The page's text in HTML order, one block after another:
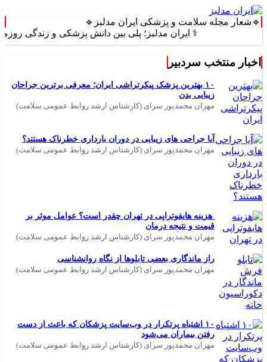
🔹شعار مجله سلامت و پزشکی ایران مدلبز🔹
⚕️ ایران مدلبز؛ پلی بین دانش پزشکی و زندگی روزمره ⚕️
اخبار منتخب سردبیر
۱۰ بهترین پزشک پیکرتراشی ایران؛ معرفی برترین جراحان
زیبایی بدن
مهران محمدپور سرای (کارشناس ارشد روابط عمومی سلامت)
آیا جراحی های زیبایی در دوران بارداری خطرناک هستند؟
مهران محمدپور سرای (کارشناس ارشد روابط عمومی سلامت)
هزینه هایفوتراپی در تهران چقدر است؟ عوامل موثر بر
قیمت و نتیجه درمان
مهران محمدپور سرای (کارشناس ارشد روابط عمومی سلامت)
راز ماندگاری بعضی تابلوها از نگاه روانشناسی
مهران محمدپور سرای (کارشناس ارشد روابط عمومی سلامت)
۱۰ اشتباه پرتکرار در وب‌سایت پزشکان که باعث از دست
رفتن بیماران می‌شود
مهران محمدپور سرای (کارشناس ارشد روابط عمومی سلامت)